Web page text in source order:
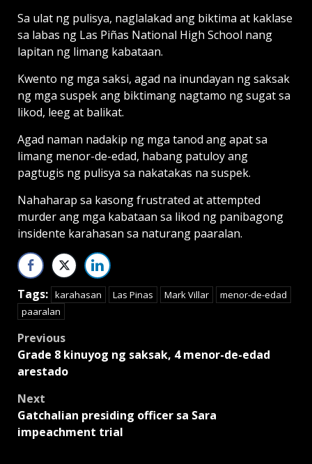
Sa ulat ng pulisya, naglalakad ang biktima at kaklase
sa labas ng Las Piñas National High School nang
lapitan ng limang kabataan.
Kwento ng mga saksi, agad na inundayan ng saksak
ng mga suspek ang biktimang nagtamo ng sugat sa
likod, leeg at balikat.
Agad naman nadakip ng mga tanod ang apat sa
limang menor-de-edad, habang patuloy ang
pagtugis ng pulisya sa nakatakas na suspek.
Nahaharap sa kasong frustrated at attempted
murder ang mga kabataan sa likod ng panibagong
insidente karahasan sa naturang paaralan.
Tags: karahasan Las Pinas Mark Villar
menor-de-edad
paaralan
Post
navigation
Previous
Grade 8 kinuyog ng saksak, 4 menor-de-edad
arestado
Next
Gatchalian presiding officer sa Sara
impeachment trial